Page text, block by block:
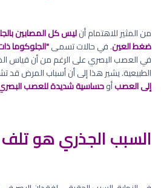
من المثير للاهتمام أنليس كل المصابين
ضغط العين. في حالات تسمى"الجلوكوما
في العصب البصري على الرغم من أن قياس
الطبيعية. يشير هذا إلى أن أسباب المرض قد
إلى العصبأوحساسية شديدة للعصب
السبب الجذري هو